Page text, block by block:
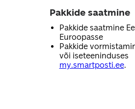
Pakkide saatmine
Pakkide saatmine
Euroopasse
Pakkide
või iseteeninduses
my.smartposti.ee.